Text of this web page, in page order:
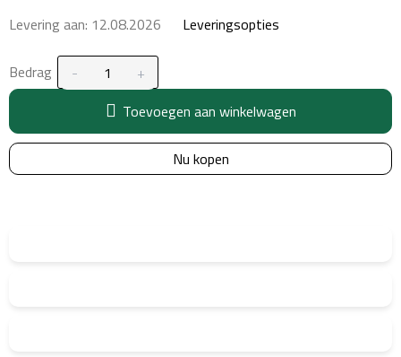
Levering aan: 12.08.2026 Leveringsopties
Bedrag
Toevoegen aan winkelwagen
Nu kopen